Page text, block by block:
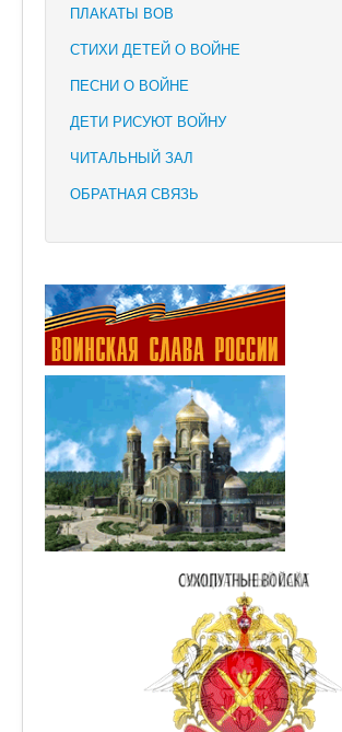
ПЛАКАТЫ ВОВ
СТИХИ ДЕТЕЙ О ВОЙНЕ
ПЕСНИ О ВОЙНЕ
ДЕТИ РИСУЮТ ВОЙНУ
ЧИТАЛЬНЫЙ ЗАЛ
ОБРАТНАЯ СВЯЗЬ